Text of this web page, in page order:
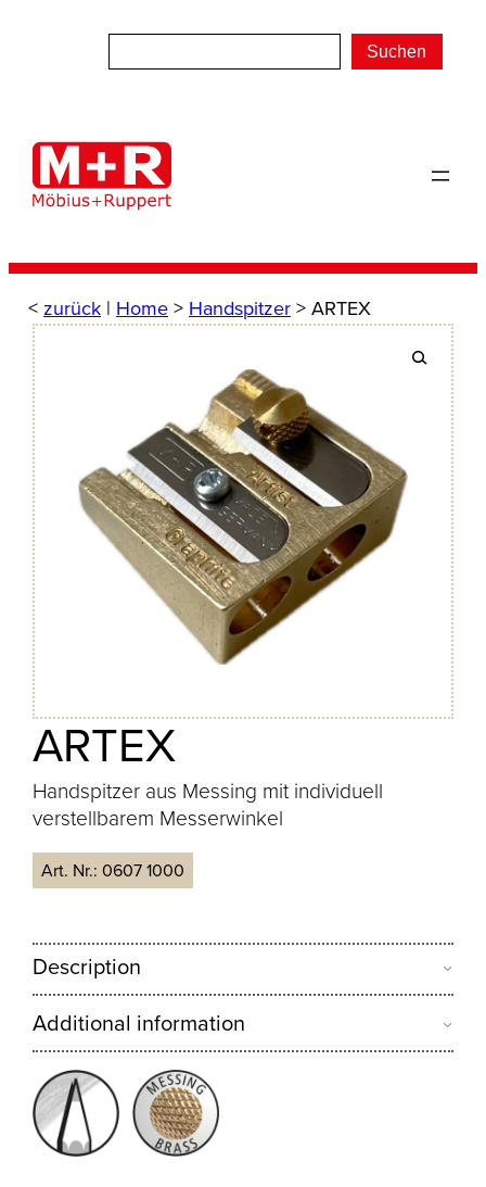
Suchen
< zurück | Home> Handspitzer> ARTEX
ARTEX
Handspitzer aus Messing mit individuell
verstellbarem Messerwinkel
Art. Nr.:0607 1000
Description
Additional information